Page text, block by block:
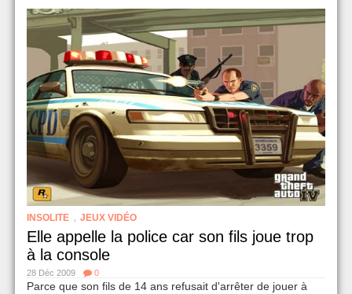
INSOLITE , JEUX VIDÉO
Elle appelle la police car son fils joue trop
à la console
28 Déc 2009 0
Parce que son fils de 14 ans refusait d'arrêter de jouer à